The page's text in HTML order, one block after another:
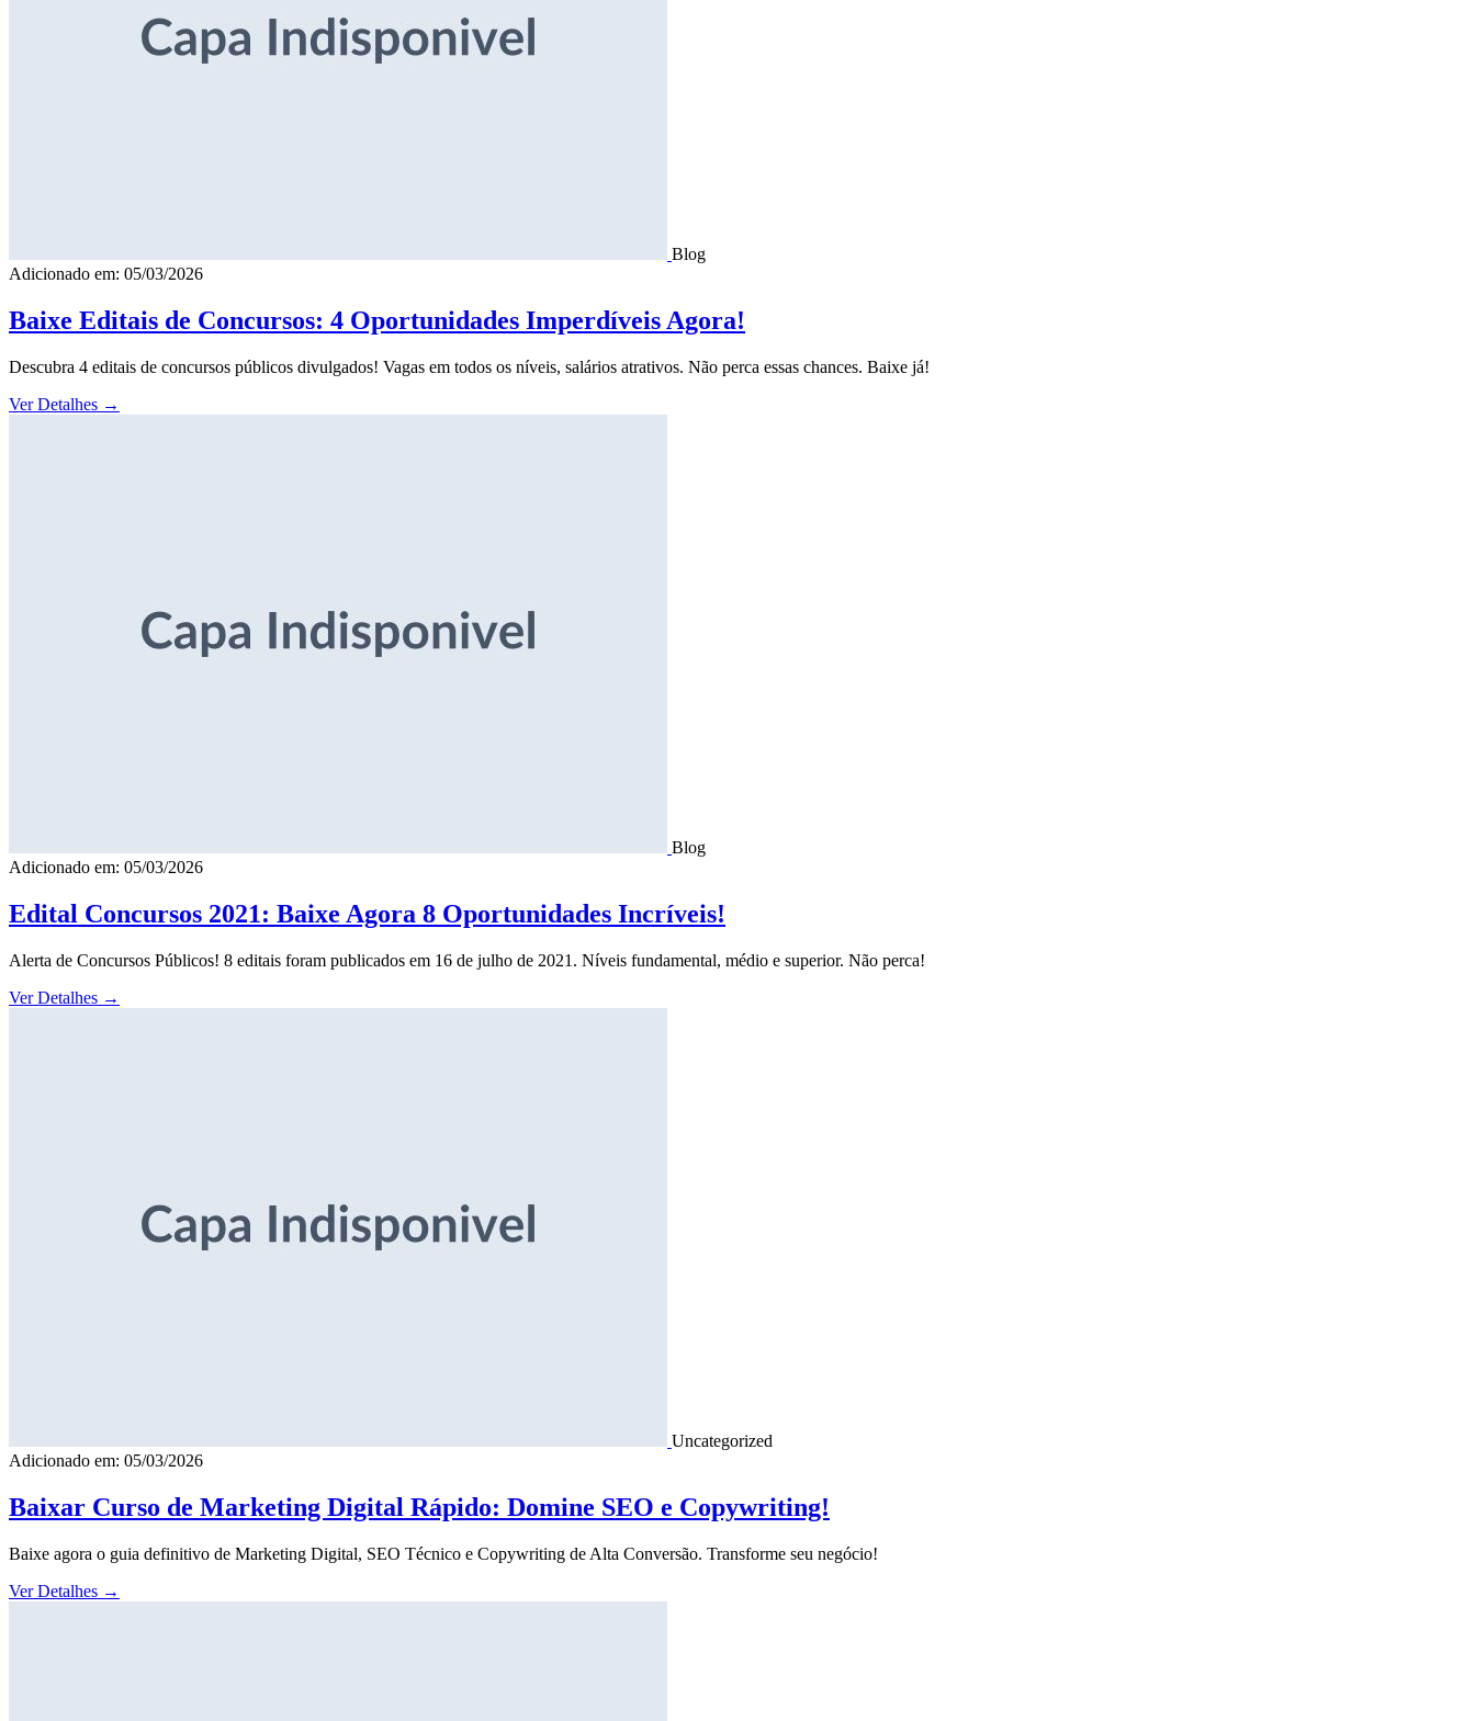
Blog
Adicionado em: 05/03/2026
Baixe Editais de Concursos: 4 Oportunidades Imperdíveis Agora!
Descubra 4 editais de concursos públicos divulgados! Vagas em todos os níveis, salários atrativos. Não perca essas chances. Baixe já!
Ver Detalhes →
Blog
Adicionado em: 05/03/2026
Edital Concursos 2021: Baixe Agora 8 Oportunidades Incríveis!
Alerta de Concursos Públicos! 8 editais foram publicados em 16 de julho de 2021. Níveis fundamental, médio e superior. Não perca!
Ver Detalhes →
Uncategorized
Adicionado em: 05/03/2026
Baixar Curso de Marketing Digital Rápido: Domine SEO e Copywriting!
Baixe agora o guia definitivo de Marketing Digital, SEO Técnico e Copywriting de Alta Conversão. Transforme seu negócio!
Ver Detalhes →